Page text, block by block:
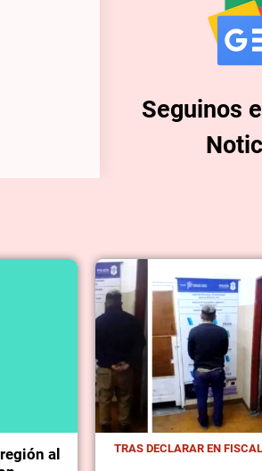
Seguinos
al
TRAS DECLARAR EN